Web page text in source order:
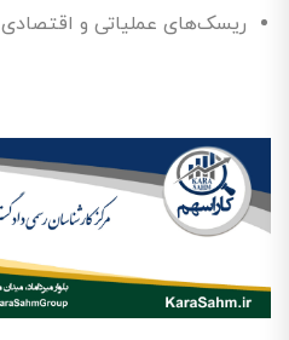
ریسک‌های عملیاتی و اقتصادی